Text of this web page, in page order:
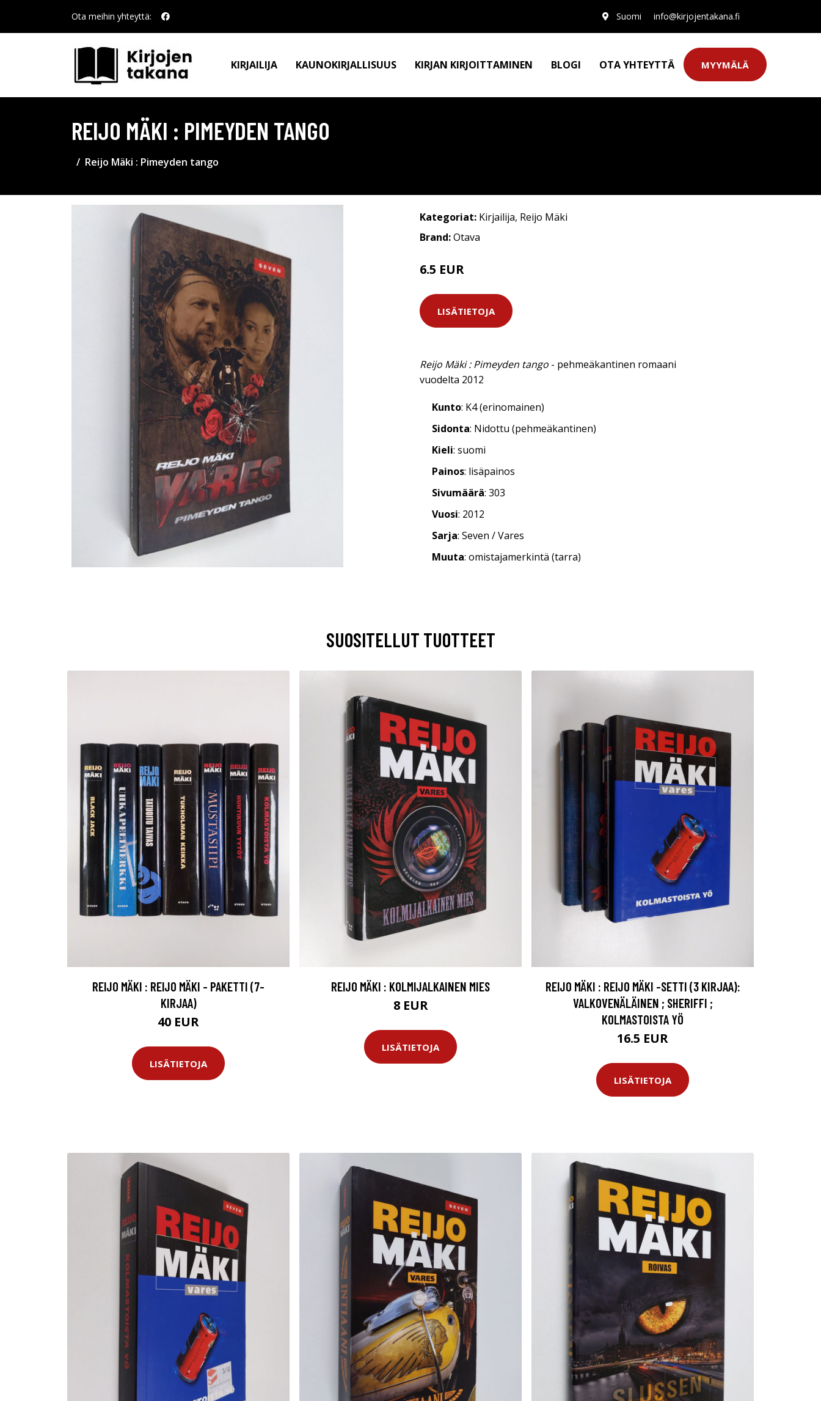
Ota meihin yhteyttä: Suomi info@kirjojentakana.fi
KIRJAILIJA KAUNOKIRJALLISUUS KIRJAN KIRJOITTAMINEN BLOGI OTA YHTEYTTÄ MYYMÄLÄ
REIJO MÄKI : PIMEYDEN TANGO
Reijo Mäki : Pimeyden tango
Kategoriat: Kirjailija, Reijo Mäki
Brand:Otava
6.5 EUR
LISÄTIETOJA
Reijo Mäki : Pimeyden tango - pehmeäkantinen romaani
vuodelta 2012
Kunto: K4 (erinomainen)
Sidonta: Nidottu (pehmeäkantinen)
Kieli: suomi
Painos: lisäpainos
Sivumäärä: 303
Vuosi: 2012
Sarja: Seven / Vares
Muuta: omistajamerkintä (tarra)
SUOSITELLUT TUOTTEET
REIJO MÄKI : REIJO MÄKI - PAKETTI (7-
KIRJAA)
40 EUR
LISÄTIETOJA
REIJO MÄKI : KOLMIJALKAINEN MIES
8 EUR
LISÄTIETOJA
REIJO MÄKI : REIJO MÄKI -SETTI (3 KIRJAA):
VALKOVENÄLÄINEN ; SHERIFFI ;
KOLMASTOISTA YÖ
16.5 EUR
LISÄTIETOJA